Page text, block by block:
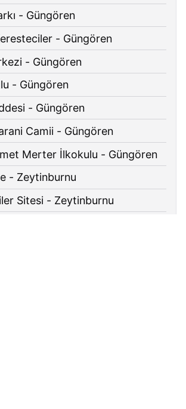
- Güngören
- Güngören
- Güngören
- Güngören
- Güngören
Camii - Güngören
Merter İlkokulu - Güngören
- Zeytinburnu
Sitesi - Zeytinburnu